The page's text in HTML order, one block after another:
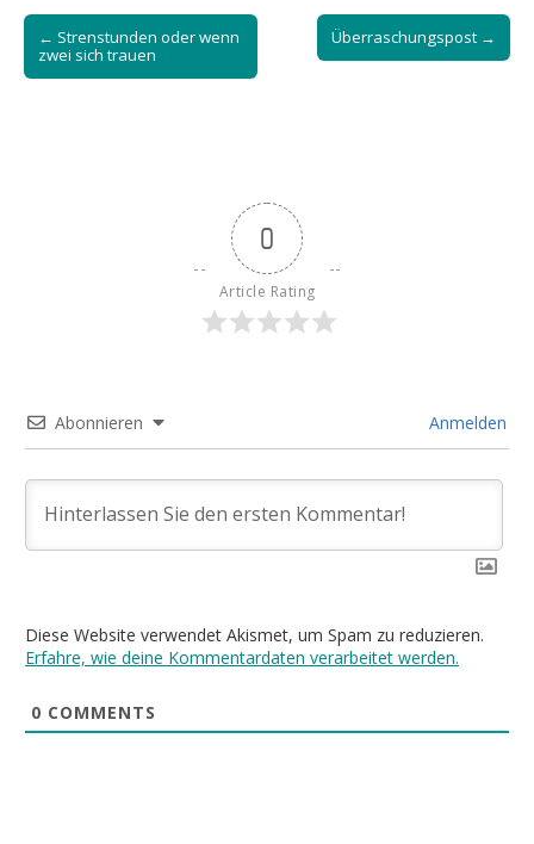
Post
navigation
← Strenstunden oder wenn
zwei sich trauen
Überraschungspost →
0
Article Rating
Abonnieren Anmelden
Diese Website verwendet Akismet, um Spam zu reduzieren.
Erfahre, wie deine Kommentardaten verarbeitet werden.
0 COMMENTS